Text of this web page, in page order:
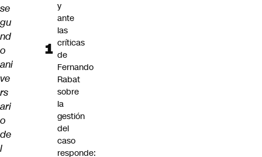
se
gu
nd
o
ani
ve
rs
ari
o
de
l
y
ante
las
críticas
de
Fernando
Rabat
sobre
la
gestión
del
caso
responde: